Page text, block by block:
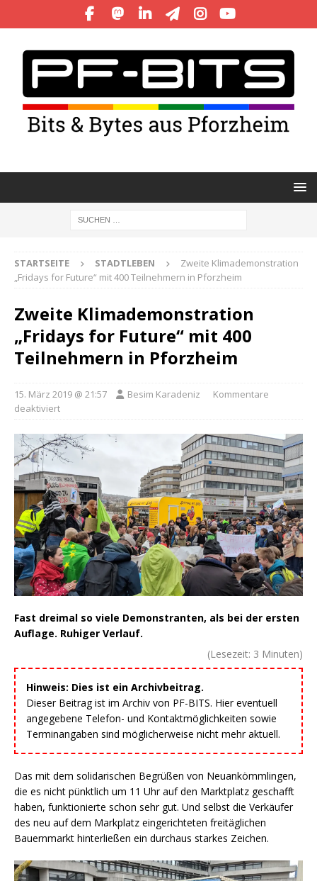
STARTSEITE STADTLEBEN
Zweite Klimademonstration
„Fridays for Future“ mit 400 Teilnehmern in Pforzheim
Zweite Klimademonstration
„Fridays for Future“ mit 400
Teilnehmern in Pforzheim
15. März 2019 @ 21:57 Besim Karadeniz
Kommentare
deaktiviert
Fast dreimal so viele Demonstranten, als bei der ersten
Auflage. Ruhiger Verlauf.
(Lesezeit: 3 Minuten)
Hinweis: Dies ist ein Archivbeitrag.
Dieser Beitrag ist im Archiv von PF-BITS. Hier eventuell
angegebene Telefon- und Kontaktmöglichkeiten sowie
Terminangaben sind möglicherweise nicht mehr aktuell.
Das mit dem solidarischen Begrüßen von Neuankömmlingen,
die es nicht pünktlich um 11 Uhr auf den Marktplatz geschafft
haben, funktionierte schon sehr gut. Und selbst die Verkäufer
des neu auf dem Markplatz eingerichteten freitäglichen
Bauernmarkt hinterließen ein durchaus starkes Zeichen.